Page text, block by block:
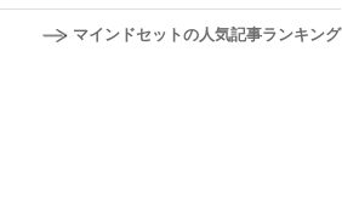
マインドセットの人気記事ランキング